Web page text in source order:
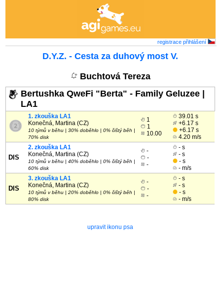
registrace přihlášení
D.Y.Z. - Cesta za duhový most V.
Buchtová Tereza
Bertushka QweFi "Berta" - Family Geluzee |
LA1
1. zkouška LA1
Konečná, Martina (CZ)
10 týmů v běhu | 30% doběhlo | 0% čištý běh |
70% disk
1
1
10.00
39.01 s
+6.17 s
+6.17 s
4.20 m/s
DIS
2. zkouška LA1
Konečná, Martina (CZ)
10 týmů v běhu | 40% doběhlo | 0% čištý běh |
60% disk
-
-
-
- s
- s
- s
- m/s
DIS
3. zkouška LA1
Konečná, Martina (CZ)
10 týmů v běhu | 20% doběhlo | 0% čištý běh |
80% disk
-
-
-
- s
- s
- s
- m/s
upravit ikonu psa